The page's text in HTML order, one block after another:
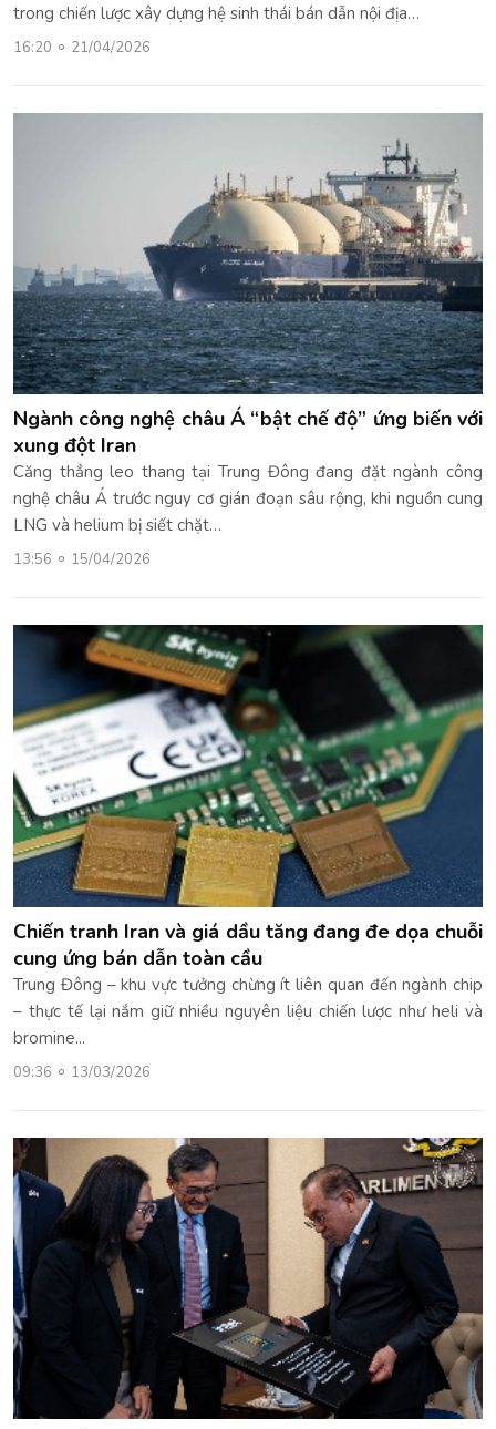
trong chiến lược xây dựng hệ sinh thái bán dẫn nội địa…
16:20 21/04/2026
Ngành công nghệ châu Á “bật chế độ” ứng biến với
xung đột Iran
Căng thẳng leo thang tại Trung Đông đang đặt ngành công
nghệ châu Á trước nguy cơ gián đoạn sâu rộng, khi nguồn cung
LNG và helium bị siết chặt…
13:56 15/04/2026
Chiến tranh Iran và giá dầu tăng đang đe dọa chuỗi
cung ứng bán dẫn toàn cầu
Trung Đông – khu vực tưởng chừng ít liên quan đến ngành chip
– thực tế lại nắm giữ nhiều nguyên liệu chiến lược như heli và
bromine...
09:36 13/03/2026